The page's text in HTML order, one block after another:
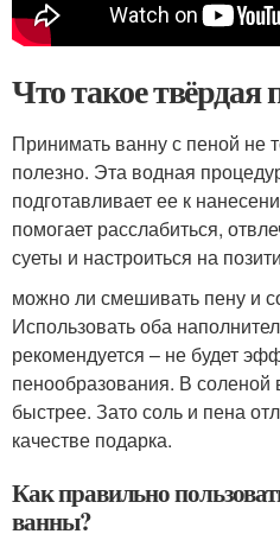
Что такое твёрдая
Принимать ванну с пеной не
полезно. Эта водная
подготавливает ее к
помогает расслабиться,
суеты и настроиться на
можно ли смешивать пену и
Использовать оба
рекомендуется – не будет
пенообразования. В соленой
быстрее. Зато соль и пена
качестве подарка.
Как правильно
ванны?